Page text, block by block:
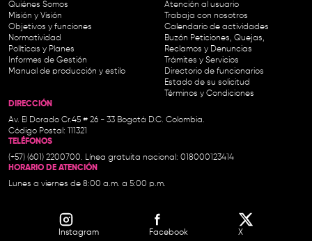
Quiénes Somos
Misión y Visión
Objetivos y funciones
Normatividad
Políticas y Planes
Informes de Gestión
Manual de producción y estilo
Atención al usuario
Trabaja con nosotros
Calendario de actividades
Buzón Peticiones, Quejas,
Reclamos y Denuncias
Trámites y Servicios
Directorio de funcionarios
Estado de su solicitud
Términos y Condiciones
DIRECCIÓN
Av. El Dorado Cr.45 # 26 - 33 Bogotá D.C. Colombia.
Código Postal: 111321
TELÉFONOS
(+57) (601) 2200700. Línea gratuita nacional: 018000123414
HORARIO DE ATENCIÓN
Lunes a viernes de 8:00 a.m. a 5:00 p.m.
Instagram Facebook X